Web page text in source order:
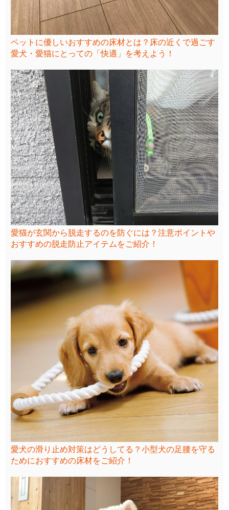
ペットに優しいおすすめの床材とは？床の近くで過ごす
愛犬・愛猫にとっての「快適」を考えよう！
愛猫が玄関から脱走するのを防ぐには？注意ポイントや
おすすめの脱走防止アイテムをご紹介！
愛犬の滑り止め対策はどうしてる？小型犬の足腰を守る
ためにおすすめの床材をご紹介！